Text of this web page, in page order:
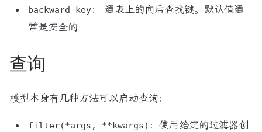
backward_key： 通表上的向后查找键。默认值通
常是安全的
查询
模型本身有几种方法可以启动查询：
filter(*args, **kwargs) ：使用给定的过滤器创